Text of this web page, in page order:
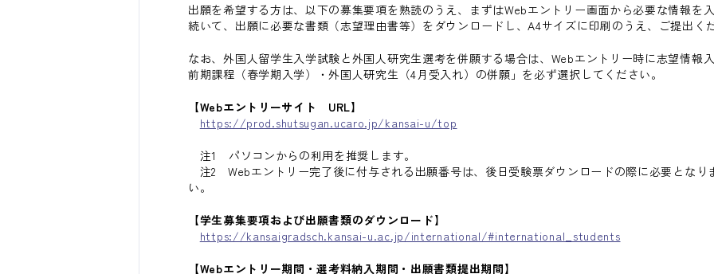
出願を希望する方は、以下の募集要項を熟読のうえ、まずはWebエントリー画面から必要な情報を入
続いて、出願に必要な書類（志望理由書等）をダウンロードし、A4サイズに印刷のうえ、ご提出くだ
なお、外国人留学生入学試験と外国人研究生選考を併願する場合は、Webエントリー時に志望情報
前期課程（春学期入学）・外国人研究生（4月受入れ）の併願」を必ず選択してください。
【Webエントリーサイト URL】
https://prod.shutsugan.ucaro.jp/kansai-u/top
注1 パソコンからの利用を推奨します。
注2 Webエントリー完了後に付与される出願番号は、後日受験票ダウンロードの際に必要となり
い。
【学生募集要項および出願書類のダウンロード】
https://kansaigradsch.kansai-u.ac.jp/international/#international_students
【Webエントリー期間・選考料納入期間・出願書類提出期間】